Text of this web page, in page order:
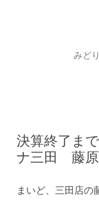
みど
決算終了ま
ナ三田 藤原
まいど、三田店の